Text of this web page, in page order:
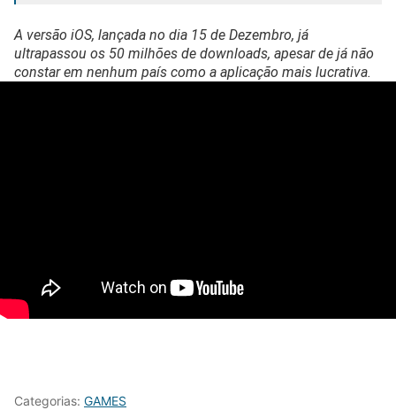
A versão iOS, lançada no dia 15 de Dezembro, já
ultrapassou os 50 milhões de downloads, apesar de já não
constar em nenhum país como a aplicação mais lucrativa.
Categorias: GAMES